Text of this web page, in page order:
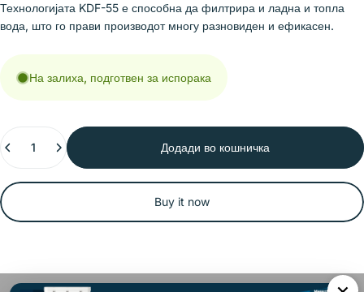
Технологијата KDF-55 е способна да филтрира и ладна и топла
вода, што го прави производот многу разновиден и ефикасен.
На залиха, подготвен за испорака
Количина
Додади во кошничка
Buy it now